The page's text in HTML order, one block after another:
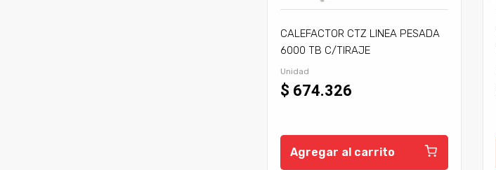
CALEFACTOR CTZ LINEA PESADA
6000 TB C/TIRAJE
Unidad
$ 674.326
Agregar al carrito